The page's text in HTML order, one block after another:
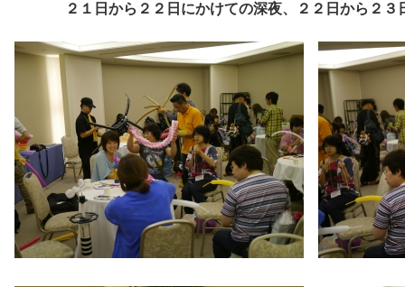
２１日から２２日にかけての深夜、２２日から２